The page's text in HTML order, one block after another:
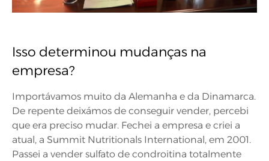
Isso determinou mudanças na
empresa?
Importávamos muito da Alemanha e da Dinamarca.
De repente deixámos de conseguir vender, percebi
que era preciso mudar. Fechei a empresa e criei a
atual, a Summit Nutritionals International, em 2001.
Passei a vender sulfato de condroitina totalmente